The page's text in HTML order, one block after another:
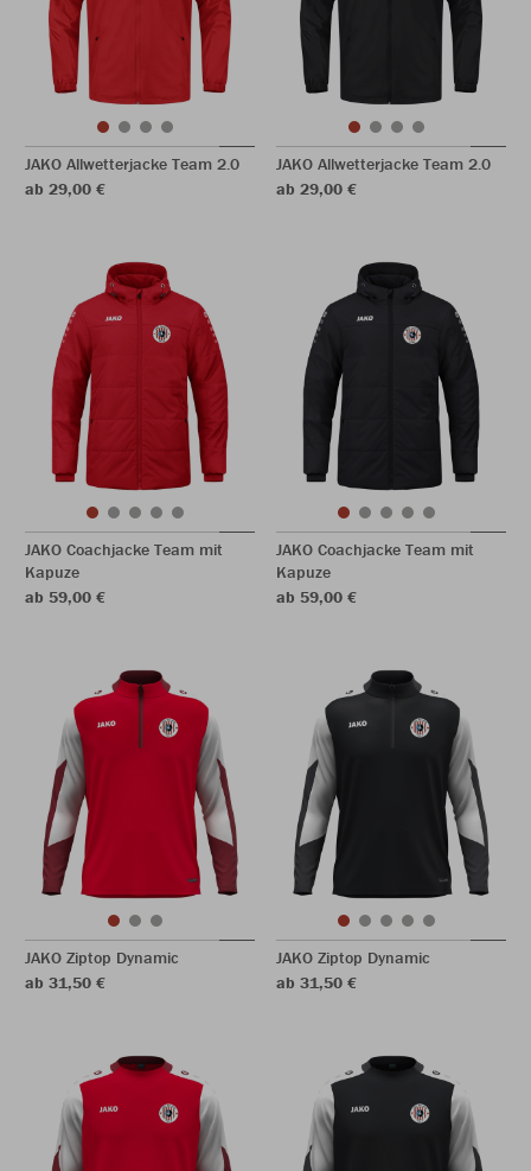
JAKO Allwetterjacke Team 2.0
ab 29,00 €
JAKO Allwetterjacke Team 2.0
ab 29,00 €
JAKO Coachjacke Team mit
Kapuze
ab 59,00 €
JAKO Coachjacke Team mit
Kapuze
ab 59,00 €
JAKO Ziptop Dynamic
ab 31,50 €
JAKO Ziptop Dynamic
ab 31,50 €